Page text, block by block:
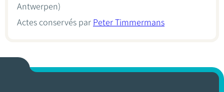
Antwerpen)
Actes conservés par Peter Timmermans